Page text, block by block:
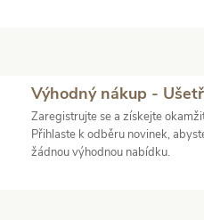
Výhodný nákup -
Zaregistrujte se a získejte
Přihlaste k odběru novinek,
žádnou výhodnou nabídku.